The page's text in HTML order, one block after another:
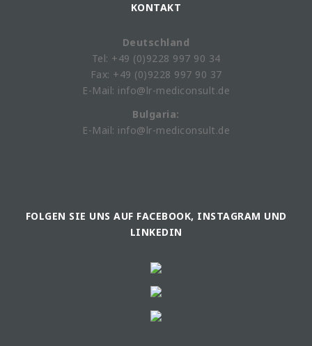
KONTAKT
Deutschland
Tel: +49 (0)9228 997 90 34
Fax: +49 (0)9228 997 90 37
E-Mail: info@lr-mediconsult.de
Bulgaria:
E-Mail: info@lr-mediconsult.de
FOLGEN SIE UNS AUF FACEBOOK, INSTAGRAM UND
LINKEDIN